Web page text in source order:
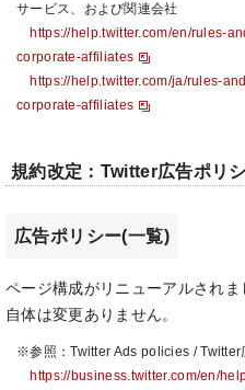
サービス、および関連会社
https://help.twitter.com/en/rules-
corporate-affiliates
https://help.twitter.com/ja/rules-
corporate-affiliates
規約改定：Twitter広告ポリ
広告ポリシー(一覧)
ページ構成がリニューアルされ
自体は変更ありません。
※参照：Twitter Ads policies / Twitter
https://business.twitter.com/en/